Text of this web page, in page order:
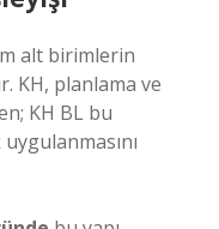
alt birimlerin
KH, planlama ve
KH BL bu